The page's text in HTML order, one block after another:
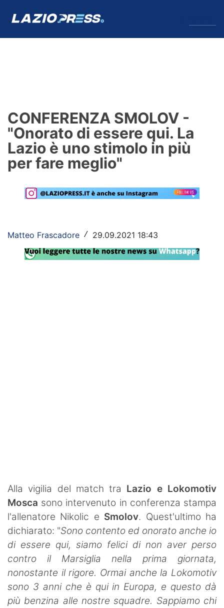
Formello
Infortuni
Primavera
Calciomercato
Rassegna Lazio
Social
CONFERENZA SMOLOV -
"Onorato di essere qui. La
Lazio è uno stimolo in più
per fare meglio"
Matteo Frascadore / 29.09.2021 18:43
Alla vigilia del match tra Lazio e Lokomotiv
Mosca sono intervenuto in conferenza stampa
l'allenatore Nikolic e Smolov. Quest'ultimo ha
dichiarato: "Sono contento ed onorato anche io
di essere qui, siamo felici di non aver perso
contro il Marsiglia nella prima giornata,
nonostante il rigore. Ormai anche la Lokomotiv
sono 3 anni che è qui in Europa, e questo dà
più benzina alle nostre squadre. Sappiamo chi